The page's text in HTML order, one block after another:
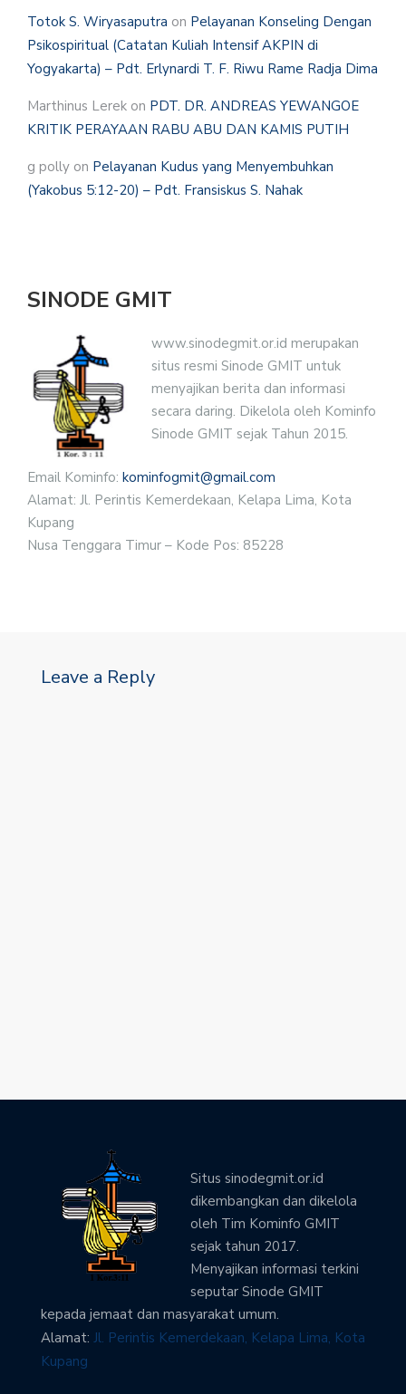
Totok S. Wiryasaputra on Pelayanan Konseling Dengan
Psikospiritual (Catatan Kuliah Intensif AKPIN di
Yogyakarta) – Pdt. Erlynardi T. F. Riwu Rame Radja Dima
Marthinus Lerek on PDT. DR. ANDREAS YEWANGOE
KRITIK PERAYAAN RABU ABU DAN KAMIS PUTIH
g polly on Pelayanan Kudus yang Menyembuhkan
(Yakobus 5:12-20) – Pdt. Fransiskus S. Nahak
SINODE GMIT
www.sinodegmit.or.id merupakan
situs resmi Sinode GMIT untuk
menyajikan berita dan informasi
secara daring. Dikelola oleh Kominfo
Sinode GMIT sejak Tahun 2015.
Email Kominfo: kominfogmit@gmail.com
Alamat: Jl. Perintis Kemerdekaan, Kelapa Lima, Kota
Kupang
Nusa Tenggara Timur – Kode Pos: 85228
Leave a Reply
Situs sinodegmit.or.id
dikembangkan dan dikelola
oleh Tim Kominfo GMIT
sejak tahun 2017.
Menyajikan informasi terkini
seputar Sinode GMIT
kepada jemaat dan masyarakat umum.
Alamat: Jl. Perintis Kemerdekaan, Kelapa Lima, Kota
Kupang